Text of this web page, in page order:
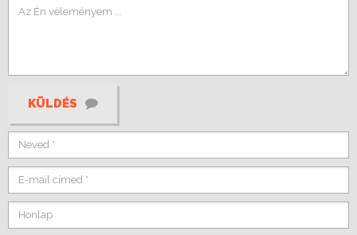
KÜLDÉS